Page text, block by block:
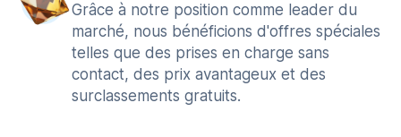
Grâce à notre position comme leader du
marché, nous bénéficions d'offres spéciales
telles que des prises en charge sans
contact, des prix avantageux et des
surclassements gratuits.